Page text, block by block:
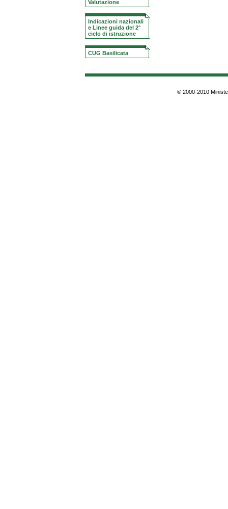
Valutazione
Indicazioni nazionali
e Linee guida del 2°
ciclo di istruzione
CUG Basilicata
© 2000-2010